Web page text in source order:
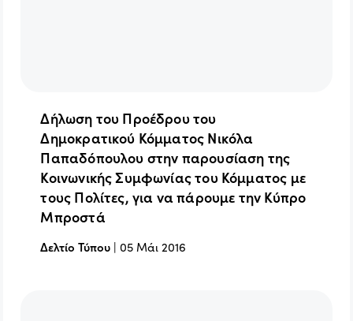
Δήλωση του Προέδρου του
Δημοκρατικού Κόμματος Νικόλα
Παπαδόπουλου στην παρουσίαση της
Κοινωνικής Συμφωνίας του Κόμματος με
τους Πολίτες, για να πάρουμε την Κύπρο
Μπροστά
Δελτίο Τύπου |05 Μάι 2016